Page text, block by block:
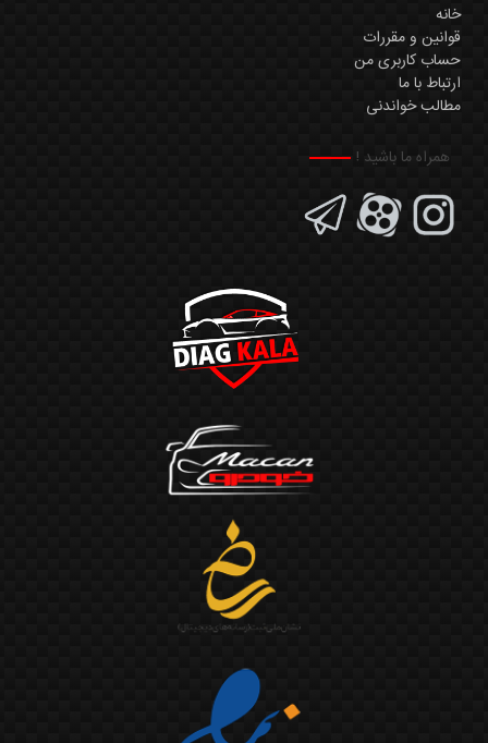
خانه
قوانین و مقررات
حساب کاربری من
ارتباط با ما
مطالب خواندنی
همراه ما باشید !